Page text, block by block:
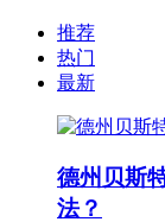
推荐
热门
最新
德州贝斯
法？